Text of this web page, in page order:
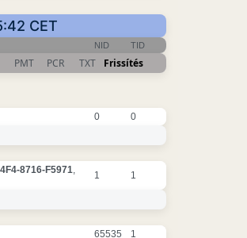
CET
NID TID
PMT PCR TXT Frissítés
0 0
8716-F5971,
1 1
65535 1